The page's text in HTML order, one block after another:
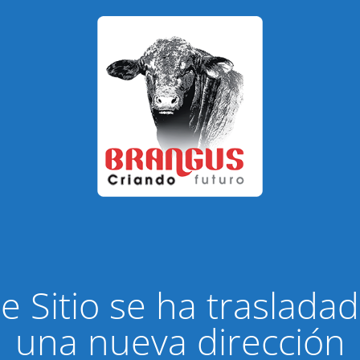
Sitio se ha
una nueva dirección